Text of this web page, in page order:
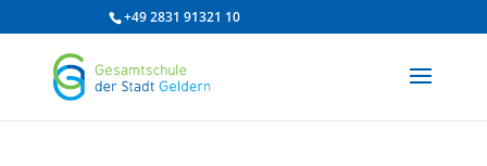
+49 2831 91321 10